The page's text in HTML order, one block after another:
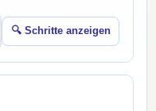
🔍 Schritte anzeigen